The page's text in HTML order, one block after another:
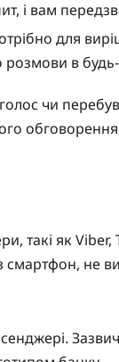
і вам
для
розмови в
чи
такі як
смартфон, не